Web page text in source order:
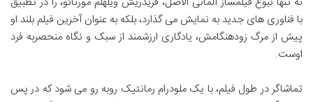
با فناوری های جدید به نمایش می گذارد، بلکه به عنوان آخرین فیلم بلند او
پیش از مرگ زودهنگامش، یادگاری ارزشمند از سبک و نگاه منحصربه فرد
اوست.
تماشاگر در طول فیلم، با یک ملودرام رمانتیک روبه رو می شود که در پس